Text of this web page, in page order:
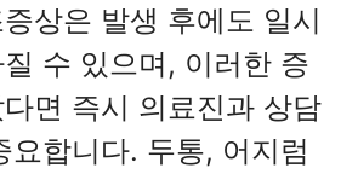
상은 발생 후에도 일시
수 있으며, 이러한 증
면 즉시 의료진과 상담
요합니다. 두통, 어지럼